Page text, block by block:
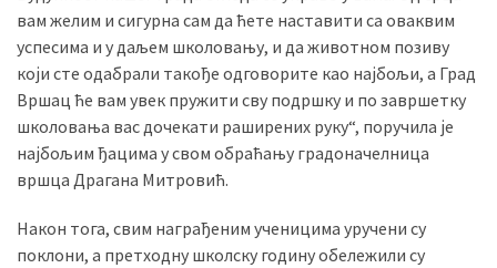
Ковачица
(143)
Blogs
(143)
Бела
(140)
вам желим и сигурна сам да ћете наставити са оваквим
успесима и у даљем школовању, и да животном позиву
који сте одабрали такође одговорите као најбољи, а Град
Вршац ће вам увек пружити сву подршку и по завршетку
школовања вас дочекати раширених руку“, поручила је
најбољим ђацима у свом обраћању градоначелница
вршца Драгана Митровић.
Након тога, свим награђеним ученицима уручени су
поклони, а претходну школску годину обележили су